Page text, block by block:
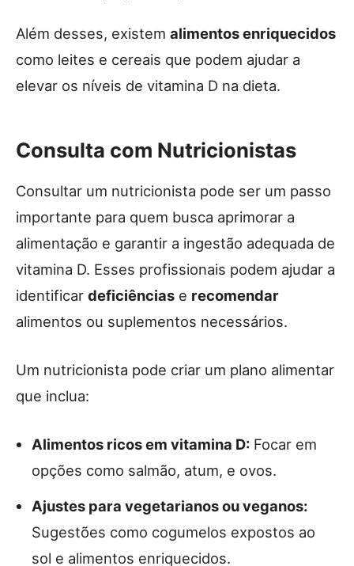
Além desses, existem alimentos enriquecidos
como leites e cereais que podem ajudar a
elevar os níveis de vitamina D na dieta.
Consulta com Nutricionistas
Consultar um nutricionista pode ser um passo
importante para quem busca aprimorar a
alimentação e garantir a ingestão adequada de
vitamina D. Esses profissionais podem ajudar a
identificar deficiências e recomendar
alimentos ou suplementos necessários.
Um nutricionista pode criar um plano alimentar
que inclua:
Alimentos ricos em vitamina D: Focar em
opções como salmão, atum, e ovos.
Ajustes para vegetarianos ou veganos:
Sugestões como cogumelos expostos ao
sol e alimentos enriquecidos.